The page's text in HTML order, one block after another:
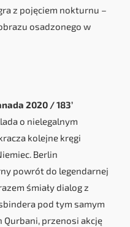
z pojęciem nokturnu –
osadzonego w
2020 / 183’
o nielegalnym
kolejne kręgi
Berlin
powrót do legendarnej
śmiały dialog z
pod tym samym
Qurbani, przenosi akcję